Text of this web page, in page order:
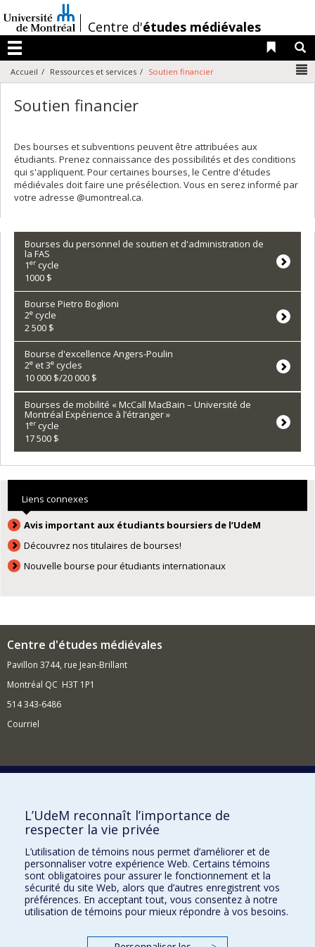
au
contenu
/
Centre d'études médiévales
Menu
Liens
Accueil Ressources et services Soutien financier
Soutien financier
Des bourses et subventions peuvent être attribuées aux
étudiants. Prenez connaissance des possibilités et des conditions
qui s'appliquent. Pour certaines bourses, le Centre d'études
médiévales doit faire une présélection. Vous en serez informé par
votre adresse @umontreal.ca.
Bourses du personnel de soutien et d'administration de
la FAS
1er cycle
1000 $
Bourse Pietro Boglioni
2e cycle
2 500 $
Bourse d'excellence Angers-Poulin
2e et 3e cycles
10 000 $/20 000 $
Bourses de mobilité « McCall MacBain – Université de
Montréal Expérience à l’étranger »
1er cycle
17 500 $
Liens connexes
Avis important aux étudiants boursiers de l’UdeM
Découvrez nos titulaires de bourses!
Nouvelle bourse pour étudiants internationaux
Centre d'études médiévales
Pavillon 3744, rue Jean-Brillant
Montréal QC H3T 1P1
514 343-6486
Courriel
Comment soutenir le Centre?
BESOIN D'AIDE?
Plan du site
Signaler une erreur
Accessibilité
FACULTÉ DES ARTS ET DES SCIENCES
Nos départements et écoles
L’UdeM reconnaît l’importance de
respecter la vie privée
L’utilisation de témoins nous permet d’améliorer et de
personnaliser votre expérience Web. Certains témoins
sont obligatoires pour assurer le fonctionnement et la
sécurité du site Web, alors que d’autres enregistrent vos
préférences. En acceptant tout, vous consentez à notre
utilisation de témoins pour mieux répondre à vos besoins.